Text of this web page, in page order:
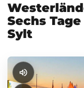
Sechs
Sylt
volume_up